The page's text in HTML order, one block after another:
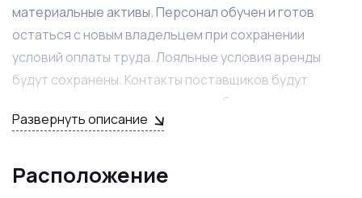
материальные активы. Персонал обучен и готов
остаться с новым владельцем при сохранении
условий оплаты труда. Лояльные условия аренды
будут сохранены. Контакты поставщиков будут
переданы покупателю в полном объеме.
в бизнес. Дополнительных вложений магазин не
требует. Можно получать прибыль с первых дней
Развернуть описание
Расположение